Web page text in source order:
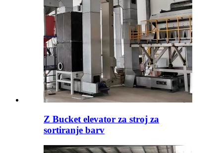
Z Bucket elevator za stroj za
sortiranje barv